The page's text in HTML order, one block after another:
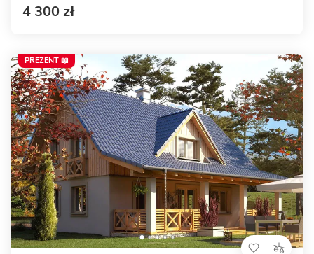
4 300 zł
PREZENT 📖